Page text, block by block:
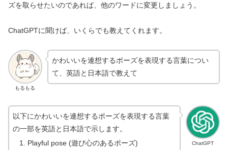
ズを取らせたいのであれば、他のワードに変更しましょう。
ChatGPTに聞けば、いくらでも教えてくれます。
もるもる
かわいいを連想するポーズを表現する言葉につい
て、英語と日本語で教えて
ChatGPT
以下にかわいいを連想するポーズを表現する言葉
の一部を英語と日本語で示します。
Playful pose (遊び心のあるポーズ)